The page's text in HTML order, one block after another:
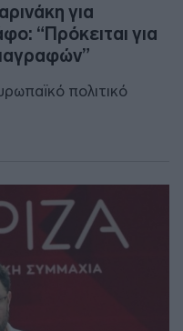
για
“Πρόκειται για
πολιτικό